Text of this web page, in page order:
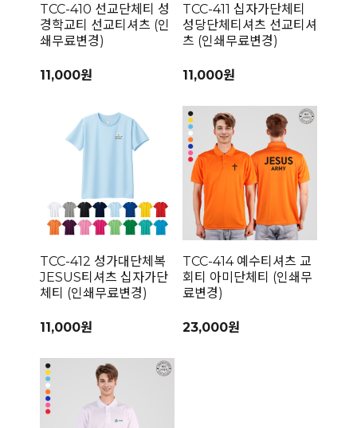
TCC-410 선교단체티 성
경학교티 선교티셔츠 (인
쇄무료변경)
11,000원
TCC-411 십자가단체티
성당단체티셔츠 선교티셔
츠 (인쇄무료변경)
11,000원
TCC-412 성가대단체복
JESUS티셔츠 십자가단
체티 (인쇄무료변경)
11,000원
TCC-414 예수티셔츠 교
회티 아미단체티 (인쇄무
료변경)
23,000원